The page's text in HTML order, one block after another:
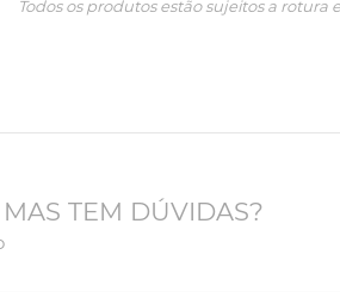
Todos os produtos estão sujeitos a rotura
TEM DÚVIDAS?